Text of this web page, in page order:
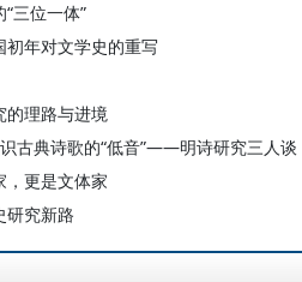
三位一体”
年对文学史的重写
的理路与进境
古典诗歌的“低音”——明诗研究三人谈
，更是文体家
研究新路